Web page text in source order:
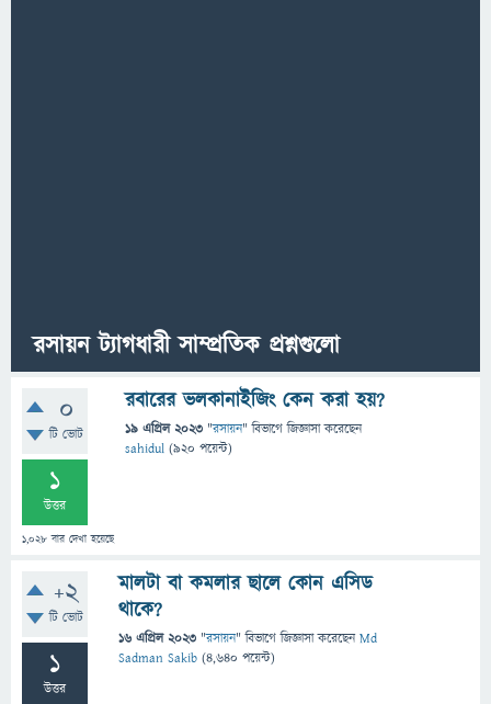
রসায়ন ট্যাগধারী সাম্প্রতিক প্রশ্নগুলো
0
টি ভোট
1
উত্তর
1,028 বার দেখা হয়েছে
রবারের ভলকানাইজিং কেন করা হয়?
19 এপ্রিল 2023 "রসায়ন" বিভাগে জিজ্ঞাসাকরেছেন
sahidul (920 পয়েন্ট)
+2
টি ভোট
1
উত্তর
মালটা বা কমলার ছালে কোন এসিড
থাকে?
16 এপ্রিল 2023 "রসায়ন" বিভাগে জিজ্ঞাসাকরেছেনMd
Sadman Sakib (4,640 পয়েন্ট)